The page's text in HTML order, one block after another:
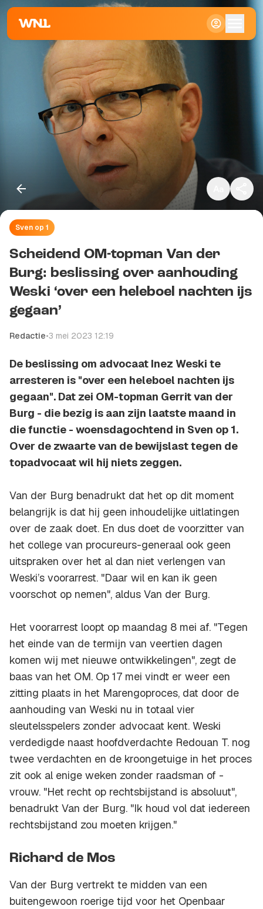
Klein
Standaard
Groot
Sven op 1
Scheidend OM-topman Van der
Burg: beslissing over aanhouding
Weski ‘over een heleboel nachten ijs
gegaan’
Redactie•3 mei 2023 12:19
De beslissing om advocaat Inez Weski te
arresteren is "over een heleboel nachten ijs
gegaan". Dat zei OM-topman Gerrit van der
Burg - die bezig is aan zijn laatste maand in
die functie - woensdagochtend in Sven op 1.
Over de zwaarte van de bewijslast tegen de
topadvocaat wil hij niets zeggen.
Van der Burg benadrukt dat het op dit moment
belangrijk is dat hij geen inhoudelijke uitlatingen
over de zaak doet. En dus doet de voorzitter van
het college van procureurs-generaal ook geen
uitspraken over het al dan niet verlengen van
Weski’s voorarrest. "Daar wil en kan ik geen
voorschot op nemen", aldus Van der Burg.
Het voorarrest loopt op maandag 8 mei af. "Tegen
het einde van de termijn van veertien dagen
komen wij met nieuwe ontwikkelingen", zegt de
baas van het OM. Op 17 mei vindt er weer een
zitting plaats in het Marengoproces, dat door de
aanhouding van Weski nu in totaal vier
sleutelsspelers zonder advocaat kent. Weski
verdedigde naast hoofdverdachte Redouan T. nog
twee verdachten en de kroongetuige in het proces
zit ook al enige weken zonder raadsman of -
vrouw. "Het recht op rechtsbijstand is absoluut",
benadrukt Van der Burg. "Ik houd vol dat iedereen
rechtsbijstand zou moeten krijgen."
Richard de Mos
Van der Burg vertrekt te midden van een
buitengewoon roerige tijd voor het Openbaar